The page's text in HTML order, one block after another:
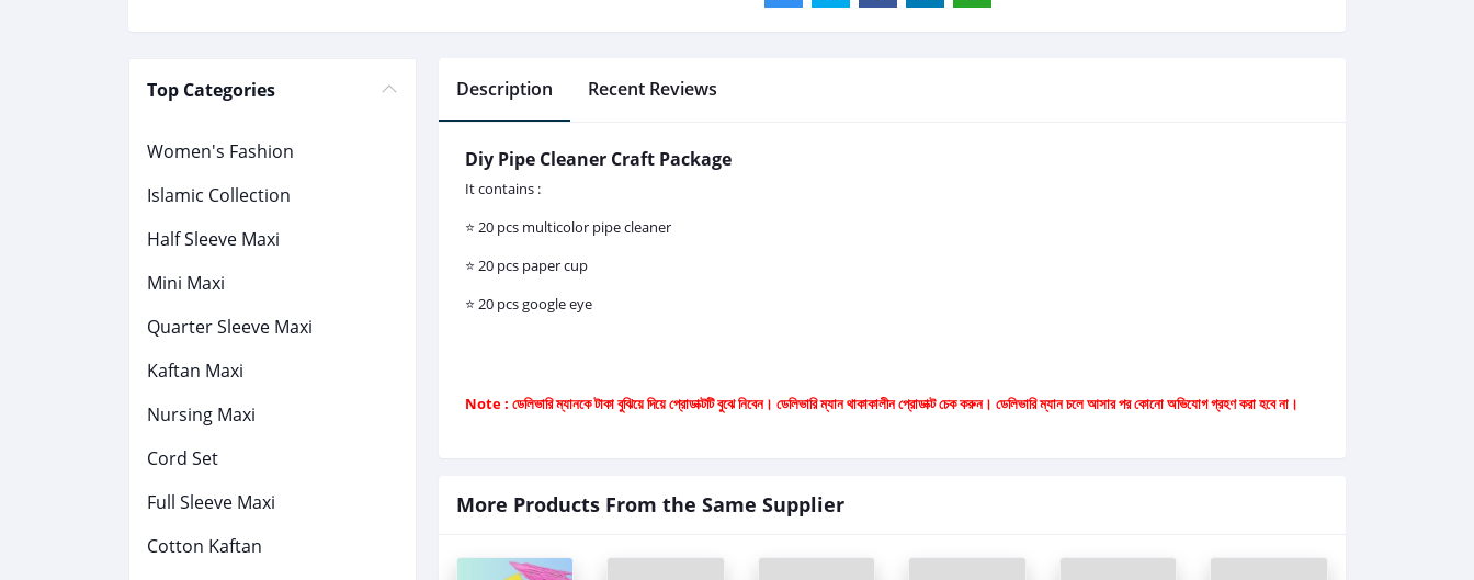
Top Categories
Women's Fashion
Islamic Collection
Half Sleeve Maxi
Mini Maxi
Quarter Sleeve Maxi
Kaftan Maxi
Nursing Maxi
Cord Set
Full Sleeve Maxi
Cotton Kaftan
Description Recent Reviews
Diy Pipe Cleaner Craft Package
It contains :
⭐️ 20 pcs multicolor pipe cleaner
⭐️ 20 pcs paper cup
⭐️ 20 pcs google eye
Note : ডেলিভারি ম্যানকে টাকা বুঝিয়ে দিয়ে প্রোডাক্টটি বুঝে নিবেন। ডেলিভারি ম্যান থাকাকালীন প্রোডাক্ট চেক করুন। ডেলিভারি ম্যান চলে আসার পর কোনো অভিযোগ গ্রহণ করা হবে না।
More Products From the Same Supplier